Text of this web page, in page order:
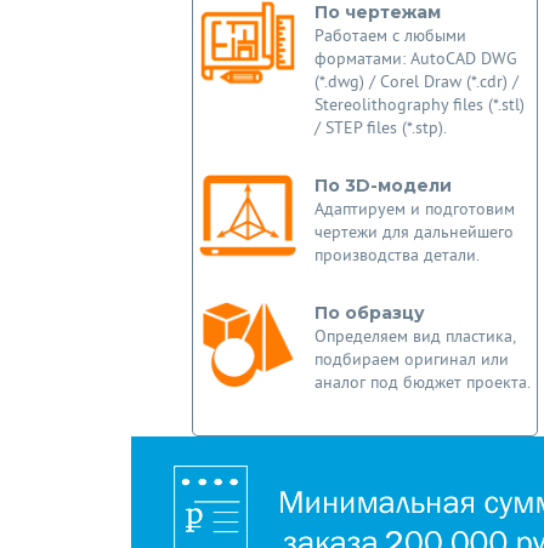
По чертежам
Работаем с любыми
форматами: AutoCAD DWG
(*.dwg) / Corel Draw (*.cdr) /
Stereolithography files (*.stl)
/ STEP files (*.stp).
По 3D-модели
Адаптируем и подготовим
чертежи для дальнейшего
производства детали.
По образцу
Определяем вид пластика,
подбираем оригинал или
аналог под бюджет проекта.